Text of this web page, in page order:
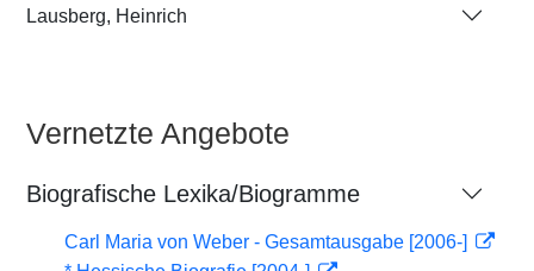
Lausberg, Heinrich
Vernetzte Angebote
Biografische Lexika/Biogramme
Carl Maria von Weber - Gesamtausgabe [2006-]